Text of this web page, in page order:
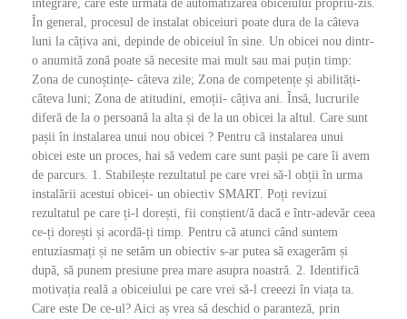
integrare, care este urmată de automatizarea obiceiului propriu-zis.
În general, procesul de instalat obiceiuri poate dura de la câteva
luni la câțiva ani, depinde de obiceiul în sine. Un obicei nou dintr-
o anumită zonă poate să necesite mai mult sau mai puțin timp:
Zona de cunoștințe- câteva zile; Zona de competențe și abilități-
câteva luni; Zona de atitudini, emoții- câțiva ani. Însă, lucrurile
diferă de la o persoană la alta și de la un obicei la altul. Care sunt
pașii în instalarea unui nou obicei ? Pentru că instalarea unui
obicei este un proces, hai să vedem care sunt pașii pe care îi avem
de parcurs. 1. Stabilește rezultatul pe care vrei să-l obții în urma
instalării acestui obicei- un obiectiv SMART. Poți revizui
rezultatul pe care ți-l dorești, fii conștient/ă dacă e într-adevăr ceea
ce-ți dorești și acordă-ți timp. Pentru că atunci când suntem
entuziasmați și ne setăm un obiectiv s-ar putea să exagerăm și
după, să punem presiune prea mare asupra noastră. 2. Identifică
motivația reală a obiceiului pe care vrei să-l creeezi în viața ta.
Care este De ce-ul? Aici aș vrea să deschid o paranteză, prin